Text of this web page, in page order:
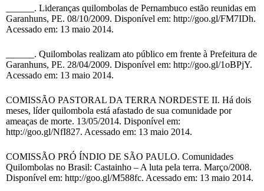
______. Lideranças quilombolas de Pernambuco estão reunidas em
Garanhuns, PE. 08/10/2009. Disponível em: http://goo.gl/FM7IDh.
Acessado em: 13 maio 2014.
______. Quilombolas realizam ato público em frente à Prefeitura de
Garanhuns, PE. 28/04/2009. Disponível em: http://goo.gl/1oBPjY.
Acessado em: 13 maio 2014.
COMISSÃO PASTORAL DA TERRA NORDESTE II. Há dois
meses, líder quilombola está afastado de sua comunidade por
ameaças de morte. 13/05/2014. Disponível em:
http://goo.gl/NfI827. Acessado em: 13 maio 2014.
COMISSÃO PRÓ ÍNDIO DE SÃO PAULO. Comunidades
Quilombolas no Brasil: Castainho – A luta pela terra. Março/2008.
Disponível em: http://goo.gl/M588fc. Acessado em: 13 maio 2014.